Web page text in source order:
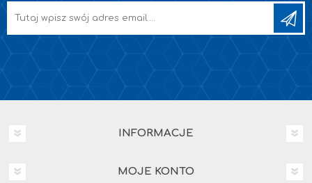
INFORMACJE
MOJE KONTO